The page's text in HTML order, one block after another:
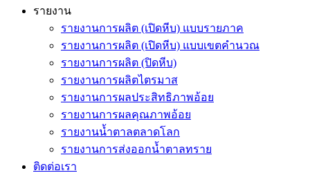
รายงาน
รายงานการผลิต (เปิดหีบ) แบบรายภาค
รายงานการผลิต (เปิดหีบ) แบบเขตคำนวณ
รายงานการผลิต (ปิดหีบ)
รายงานการผลิตไตรมาส
รายงานการผลประสิทธิภาพอ้อย
รายงานการผลคุณภาพอ้อย
รายงานน้ำตาลตลาดโลก
รายงานการส่งออกน้ำตาลทราย
ติดต่อเรา